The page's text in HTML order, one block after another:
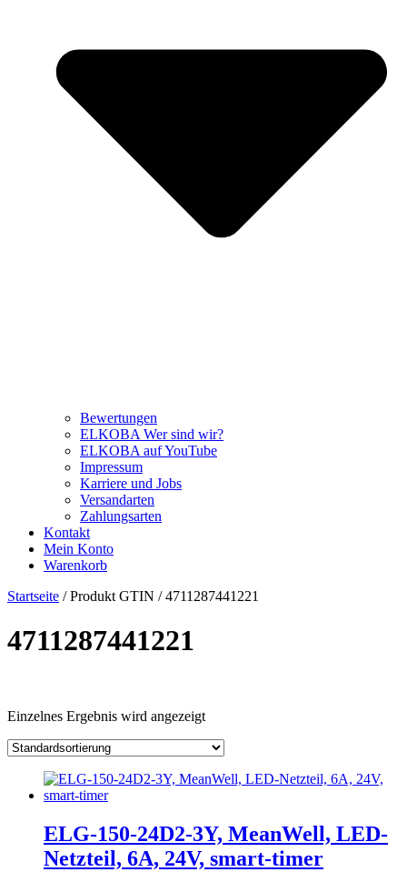
Bewertungen
ELKOBA Wer sind wir?
ELKOBA auf YouTube
Impressum
Karriere und Jobs
Versandarten
Zahlungsarten
Kontakt
Mein Konto
Warenkorb
Startseite / Produkt GTIN / 4711287441221
4711287441221
Hersteller
Auf Lager
Ausgangsspannung
Ausgangsstrom
Ausgang Anschluss
Eingang Anschluss
einstellbar
Einzelnes Ergebnis wird angezeigt
ELG-150-24D2-3Y, MeanWell, LED-
Netzteil, 6A, 24V, smart-timer